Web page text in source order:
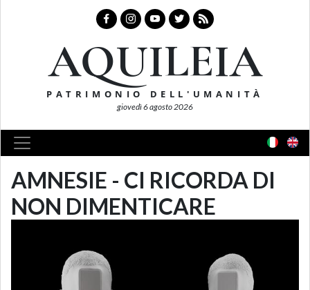
AQUILEIA
PATRIMONIO DELL'UMANITÀ
giovedì 6 agosto 2026
AMNESIE - CI RICORDA DI
NON DIMENTICARE